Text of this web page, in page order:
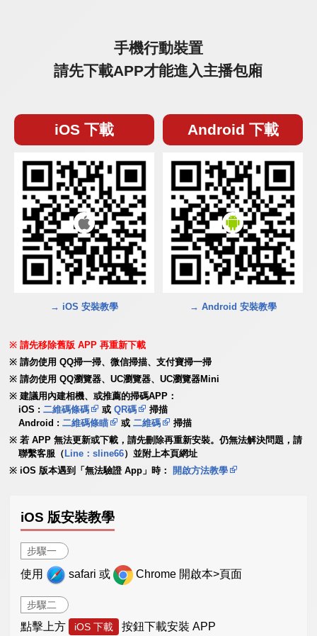
手機行動裝置
請先下載APP才能進入主播包廂
iOS 下載
→ iOS 安裝教學
Android 下載
→ Android 安裝教學
請先移除舊版 APP 再重新下載
請勿使用 QQ掃一掃、微信掃描、支付寶掃一掃
請勿使用 QQ瀏覽器、UC瀏覽器、UC瀏覽器Mini
建議用內建相機、或推薦的掃碼APP：
iOS :二維碼條碼 或QR碼
掃描
Android :二維碼條瞄 或二維碼
掃描
若 APP 無法更新或下載，請先刪除再重新安裝。仍無法解決問題，請
聯繫客服（ Line：sline66）並附上本頁網址
iOS 版本遇到「無法驗證 App」時：
開啟方法教學
iOS 版安裝教學
步驟一
使用 safari 或 Chrome 開啟本>頁面
步驟二
點擊上方 iOS 下載 按鈕下載安裝 APP